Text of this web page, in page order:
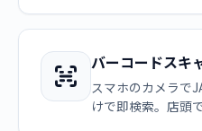
バーコードスキ
スマホのカメラで
けで即検索。店頭